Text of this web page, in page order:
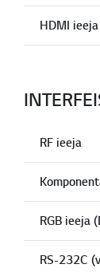
HDMI ieeja
RF ieeja
RGB ieeja
RS-232C